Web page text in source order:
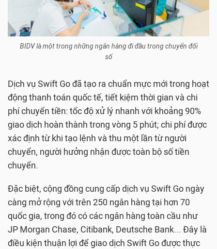
BIDV là một trong những ngân hàng đi đầu trong chuyển đổi
số
Dịch vụ Swift Go đã tạo ra chuẩn mực mới trong hoạt
động thanh toán quốc tế, tiết kiệm thời gian và chi
phí chuyển tiền: tốc độ xử lý nhanh với khoảng 90%
giao dịch hoàn thành trong vòng 5 phút; chi phí được
xác định từ khi tạo lệnh và thu một lần từ người
chuyển, người hưởng nhận được toàn bộ số tiền
chuyển.
Đặc biệt, cộng đồng cung cấp dịch vụ Swift Go ngày
càng mở rộng với trên 250 ngân hàng tại hơn 70
quốc gia, trong đó có các ngân hàng toàn cầu như
JP Morgan Chase, Citibank, Deutsche Bank... Đây là
điều kiện thuận lợi để giao dịch Swift Go được thực